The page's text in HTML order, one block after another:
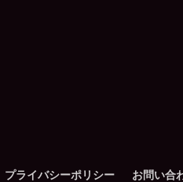
プライバシーポリシー お問い合